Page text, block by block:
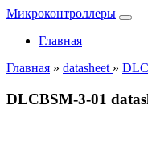
Микроконтроллеры
Главная
Главная » datasheet »
DLCBSM-3-01